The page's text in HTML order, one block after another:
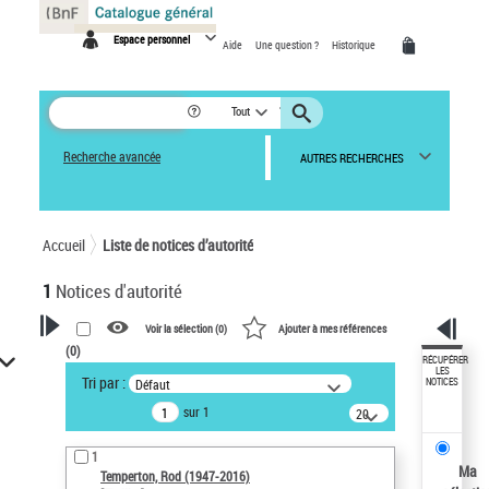
Espace personnel Aide Une question ? Historique
Tout
Recherche avancée AUTRES RECHERCHES
Accueil Liste de notices d’autorité
1 Notices d'autorité
VOTRE RECHERCHE
Recherche avancée dans les
notices d’autorité
Œuvres liées à l'auteur :
Temperton, Rod (1947-2016)
Voir la sélection (0) Ajouter à mes références
(0)
Tri par : Défaut
sur 1
20
résultats/page
1
Temperton, Rod (1947-2016)
RÉCUPÉRER
LES
NOTICES
Ma
Panneau de gestion des cookies